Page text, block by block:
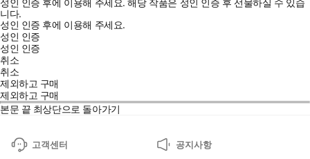
니다.
성인 인증 후에 이용해 주세요.
성인 인증
성인 인증
취소
취소
제외하고 구매
제외하고 구매
본문 끝 최상단으로 돌아가기
고객센터 공지사항